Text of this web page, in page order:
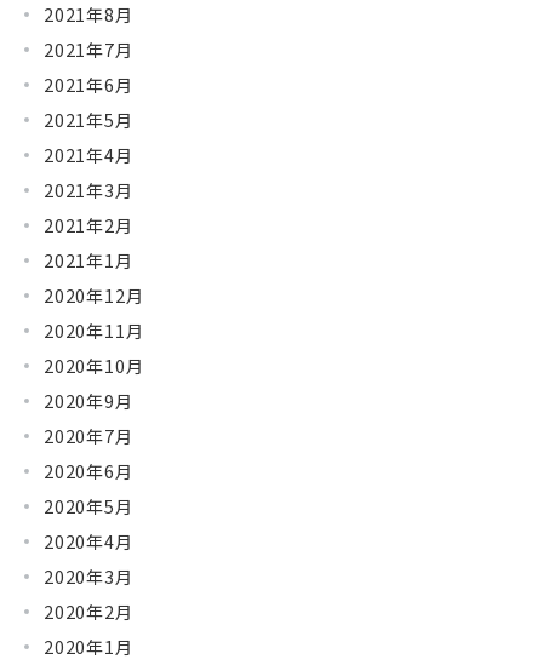
2021年8月
2021年7月
2021年6月
2021年5月
2021年4月
2021年3月
2021年2月
2021年1月
2020年12月
2020年11月
2020年10月
2020年9月
2020年7月
2020年6月
2020年5月
2020年4月
2020年3月
2020年2月
2020年1月